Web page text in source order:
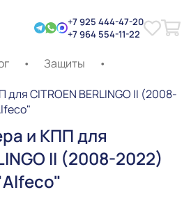
+7 925 444-47-20
+7 964 554-11-22
• Защиты
•
CITROEN BERLINGO II (2008-
и КПП для
II (2008-2022)